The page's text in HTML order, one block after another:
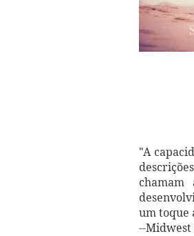
"A
chamam
um toque
--Midwest